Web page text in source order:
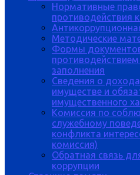
Нормативные
противодействия
Методические
Формы
заполнения
Сведения о
имуществе и
имущественного
Комиссия по
служебному
конфликта
комиссия)
Обратная связь
коррупции